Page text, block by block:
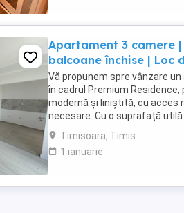
Apartament 3 camere
balcoane închise | Loc
Vă propunem spre vânzare
în cadrul Premium Residence,
modernă și liniștită, cu
necesare. Cu o suprafață
pentru o familie sau ...
Timisoara, Timis
1 ianuarie